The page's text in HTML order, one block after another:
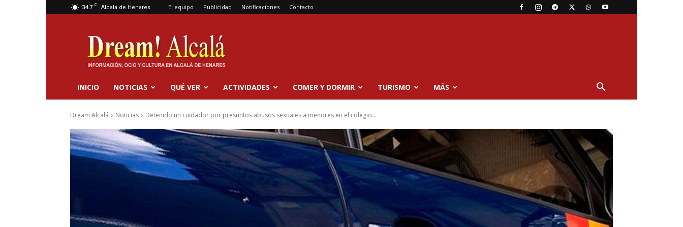
34.7 C Alcalá de Henares El equipo Publicidad Notificaciones Contacto
Dream
Alcalá
INICIO NOTICIAS QUÉ VER ACTIVIDADES COMER Y DORMIR TURISMO MÁS
Dream Alcalá Noticias Detenido un cuidador por presuntos abusos sexuales a menores en el colegio...